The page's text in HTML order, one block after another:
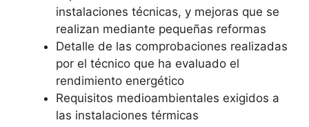
instalaciones técnicas, y mejoras que se
realizan mediante pequeñas reformas
Detalle de las comprobaciones realizadas
por el técnico que ha evaluado el
rendimiento energético
Requisitos medioambientales exigidos a
las instalaciones térmicas